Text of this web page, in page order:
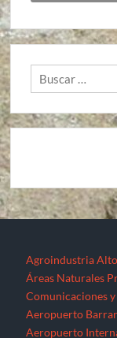
Agroindustria
Áreas Naturales
Comunicaciones
Aeropuerto
Aeropuerto